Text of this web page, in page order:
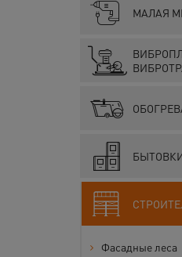
МАЛАЯ
Фасадные леса